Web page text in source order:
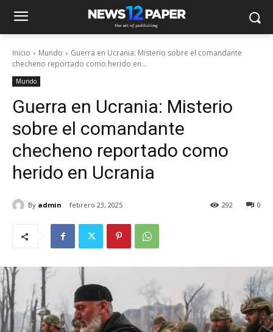
Inicio Mundo
Guerra en Ucrania: Misterio sobre el comandante
checheno reportado como herido en...
Mundo
Guerra en Ucrania: Misterio
sobre el comandante
checheno reportado como
herido en Ucrania
By admin febrero 23, 2025 0
292